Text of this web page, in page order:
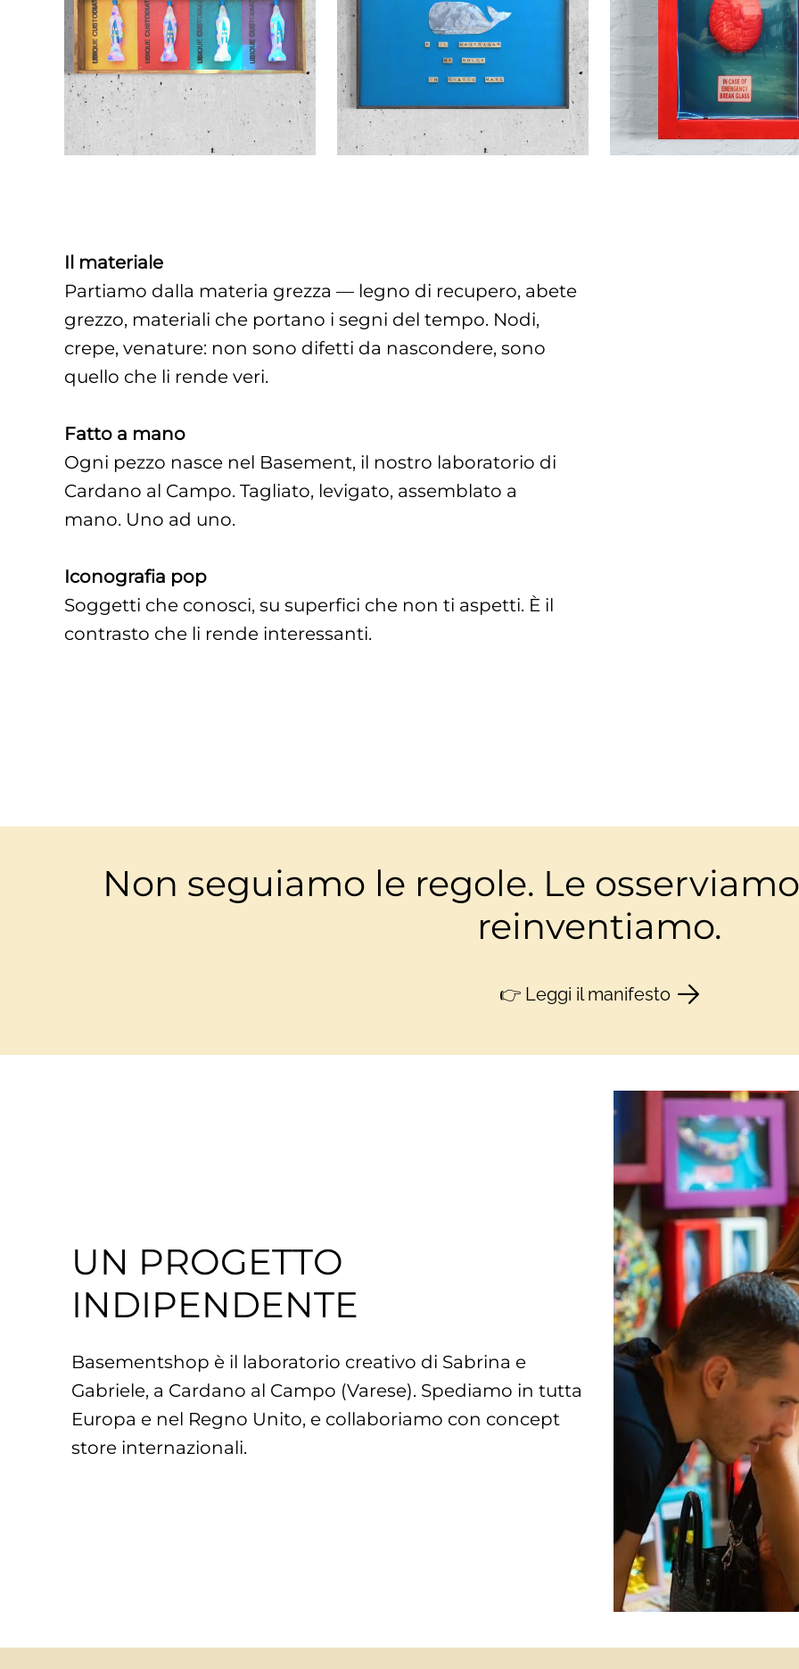
Il materiale
Partiamo dalla materia grezza — legno di recupero, abete
grezzo, materiali che portano i segni del tempo. Nodi,
crepe, venature: non sono difetti da nascondere, sono
quello che li rende veri.
Fatto a mano
Ogni pezzo nasce nel Basement, il nostro laboratorio di
Cardano al Campo. Tagliato, levigato, assemblato a
mano. Uno ad uno.
Iconografia pop
Soggetti che conosci, su superfici che non ti aspetti. È il
contrasto che li rende interessanti.
Non seguiamo le regole. Le
reinventiamo.
👉 Leggi il manifesto
UN PROGETTO
INDIPENDENTE
Basementshop è il laboratorio creativo di Sabrina e
Gabriele, a Cardano al Campo (Varese). Spediamo in tutta
Europa e nel Regno Unito, e collaboriamo con concept
store internazionali.